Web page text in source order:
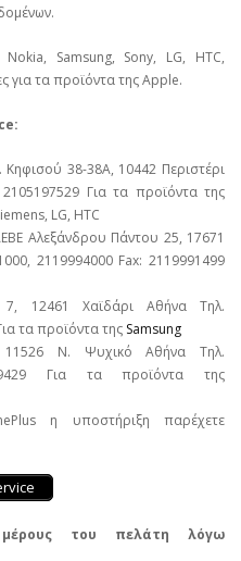
Samsung, Sony, LG, HTC,
για τα προϊόντα της Apple.
Κηφισού 38-38Α, 10442 Περιστέρι
Για τα προϊόντα της
LG, HTC
Αλεξάνδρου Πάντου 25, 17671
2119994000 Fax: 2119991499
7, 12461 Χαϊδάρι Αθήνα Τηλ.
τα προϊόντα της Samsung
11526 Ν. Ψυχικό Αθήνα Τηλ.
Για τα προϊόντα της
η υποστήριξη παρέχετε
του πελάτη λόγω